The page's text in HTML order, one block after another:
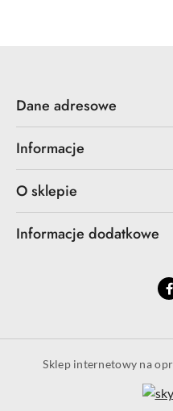
Dane adresowe
Informacje
O sklepie
Informacje dodatkowe
Sklep internetowy na